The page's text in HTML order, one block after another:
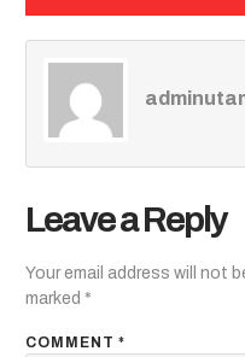
Leave a Reply
Your email address will not
marked *
COMMENT *